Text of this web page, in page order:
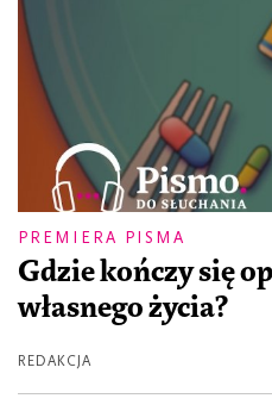
PREMIERA PISMA
Gdzie kończy się
własnego życia?
REDAKCJA